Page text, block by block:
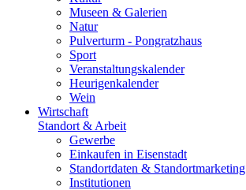
Museen & Galerien
Natur
Pulverturm - Pongratzhaus
Sport
Veranstaltungskalender
Heurigenkalender
Wein
Wirtschaft
Standort & Arbeit
Gewerbe
Einkaufen in Eisenstadt
Standortdaten & Standortmarketing
Institutionen